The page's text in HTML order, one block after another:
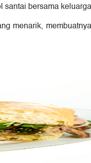
bersama
menarik,